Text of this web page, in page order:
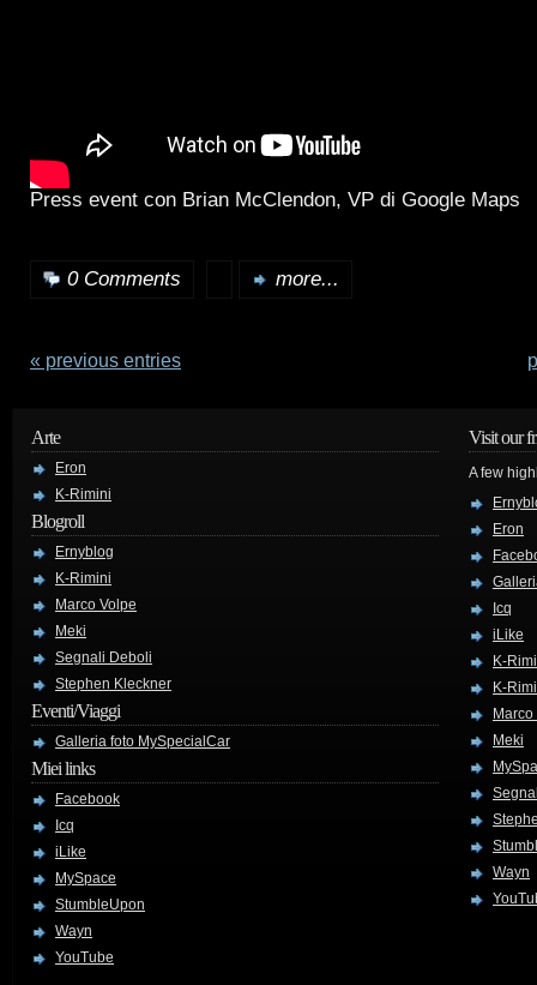
Press event con Brian McClendon, VP di Google Maps
0 Comments more...
« previous entries
Arte
Eron
K-Rimini
Blogroll
Ernyblog
K-Rimini
Marco Volpe
Meki
Segnali Deboli
Stephen Kleckner
Eventi/Viaggi
Galleria foto MySpecialCar
Miei links
Facebook
Icq
iLike
MySpace
StumbleUpon
Wayn
YouTube
Visit our
A few
Eron
Icq
iLike
K-
K-
Meki
Wayn